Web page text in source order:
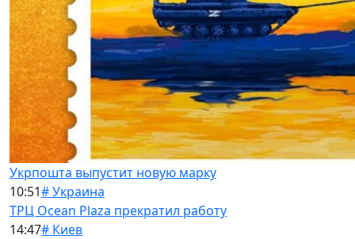
Укрпошта выпустит новую марку
10:51# Украина
ТРЦ Ocean Plaza прекратил работу
14:47# Киев